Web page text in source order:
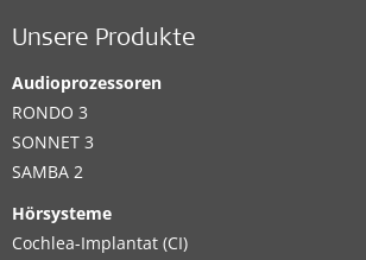
Unsere Produkte
Audioprozessoren
RONDO 3
SONNET 3
SAMBA 2
Hörsysteme
Cochlea-Implantat (CI)